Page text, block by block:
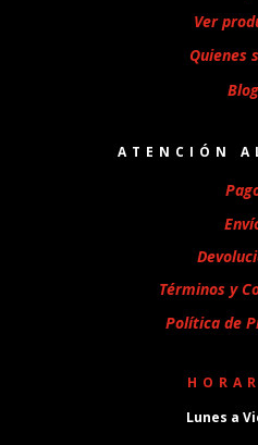
Ver
Quienes
Blog
ATENCIÓN
Términos y
Política de
Lunes a